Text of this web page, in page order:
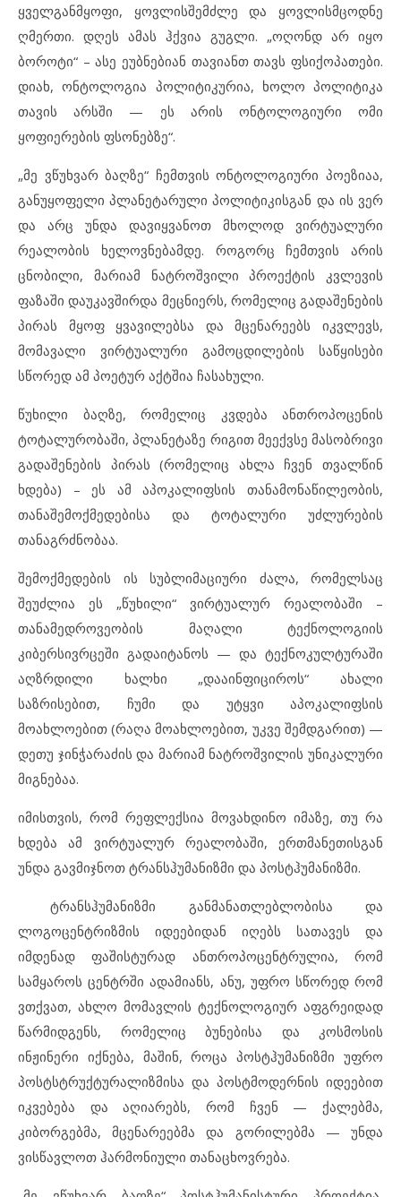
ყველგანმყოფი, ყოვლისშემძლე და ყოვლისმცოდნე
ღმერთი. დღეს ამას ჰქვია გუგლი. „ოღონდ არ იყო
ბოროტი“ – ასე ეუბნებიან თავიანთ თავს ფსიქოპათები.
დიახ, ონტოლოგია პოლიტიკურია, ხოლო პოლიტიკა
თავის არსში — ეს არის ონტოლოგიური ომი
ყოფიერების ფსონებზე“.
„მე ვწუხვარ ბაღზე“ ჩემთვის ონტოლოგიური პოეზიაა,
განუყოფელი პლანეტარული პოლიტიკისგან და ის ვერ
და არც უნდა დავიყვანოთ მხოლოდ ვირტუალური
რეალობის ხელოვნებამდე. როგორც ჩემთვის არის
ცნობილი, მარიამ ნატროშვილი პროექტის კვლევის
ფაზაში დაუკავშირდა მეცნიერს, რომელიც გადაშენების
პირას მყოფ ყვავილებსა და მცენარეებს იკვლევს,
მომავალი ვირტუალური გამოცდილების საწყისები
სწორედ ამ პოეტურ აქტშია ჩასახული.
წუხილი ბაღზე, რომელიც კვდება ანთროპოცენის
ტოტალურობაში, პლანეტაზე რიგით მეექვსე მასობრივი
გადაშენების პირას (რომელიც ახლა ჩვენ თვალწინ
ხდება) – ეს ამ აპოკალიფსის თანამონაწილეობის,
თანაშემოქმედებისა და ტოტალური უძლურების
თანაგრძნობაა.
შემოქმედების ის სუბლიმაციური ძალა, რომელსაც
შეუძლია ეს „წუხილი“ ვირტუალურ რეალობაში –
თანამედროვეობის მაღალი ტექნოლოგიის
კიბერსივრცეში გადაიტანოს — და ტექნოკულტურაში
აღზრდილი ხალხი „დააინფიციროს“ ახალი
საზრისებით, ჩუმი და უტყვი აპოკალიფსის
მოახლოებით (რაღა მოახლოებით, უკვე შემდგარით) —
დეთუ ჯინჭარაძის და მარიამ ნატროშვილის უნიკალური
მიგნებაა.
იმისთვის, რომ რეფლექსია მოვახდინო იმაზე, თუ რა
ხდება ამ ვირტუალურ რეალობაში, ერთმანეთისგან
უნდა გავმიჯნოთ ტრანსჰუმანიზმი და პოსტჰუმანიზმი.
ტრანსჰუმანიზმი განმანათლებლობისა და
ლოგოცენტრიზმის იდეებიდან იღებს სათავეს და
იმდენად ფაშისტურად ანთროპოცენტრულია, რომ
სამყაროს ცენტრში ადამიანს, ანუ, უფრო სწორედ რომ
ვთქვათ, ახლო მომავლის ტექნოლოგიურ აფგრეიდად
წარმიდგენს, რომელიც ბუნებისა და კოსმოსის
ინჟინერი იქნება, მაშინ, როცა პოსტჰუმანიზმი უფრო
პოსტსტრუქტურალიზმისა და პოსტმოდერნის იდეებით
იკვებება და აღიარებს, რომ ჩვენ — ქალებმა,
კიბორგებმა, მცენარეებმა და გორილებმა — უნდა
ვისწავლოთ ჰარმონიული თანაცხოვრება.